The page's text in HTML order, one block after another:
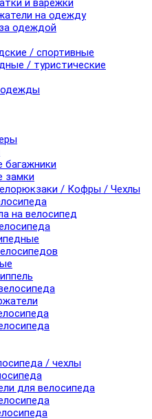
и варежки
на одежду
одеждой
/ спортивные
/ туристические
одежды
багажники
замки
/ Кофры / Чехлы
на велосипед
/ чехлы
для велосипеда